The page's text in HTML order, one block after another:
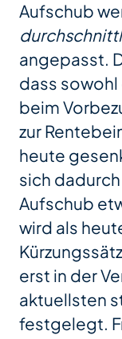
Aufschub
angepasst.
dass sowohl
beim
zur
heute
sich
Aufschub
wird als
erst in der
aktuellsten
festgelegt.